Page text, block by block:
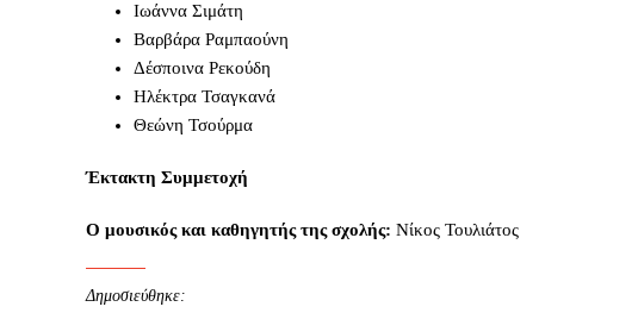
Ιωάννα Σιμάτη
Βαρβάρα Ραμπαούνη
Δέσποινα Ρεκούδη
Ηλέκτρα Τσαγκανά
Θεώνη Τσούρμα
Έκτακτη Συμμετοχή
Ο μουσικός και καθηγητής της σχολής: Νίκος Τουλιάτος
Δημοσιεύθηκε: